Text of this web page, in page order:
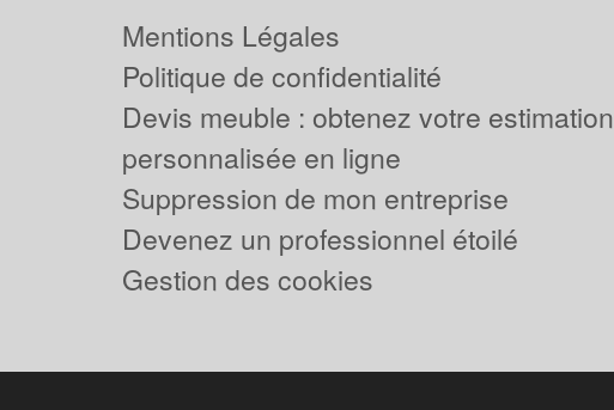
Mentions Légales
Politique de confidentialité
Devis meuble : obtenez votre estimation
personnalisée en ligne
Suppression de mon entreprise
Devenez un professionnel étoilé
Gestion des cookies